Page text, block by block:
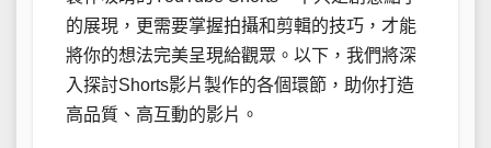
的展現，更需要掌握拍攝和剪輯的技巧，才能
將你的想法完美呈現給觀眾。以下，我們將深
入探討Shorts影片製作的各個環節，助你打造
高品質、高互動的影片。